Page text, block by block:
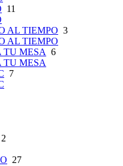
11
AL TIEMPO 3
AL TIEMPO
TU MESA 6
TU MESA
7
2
27